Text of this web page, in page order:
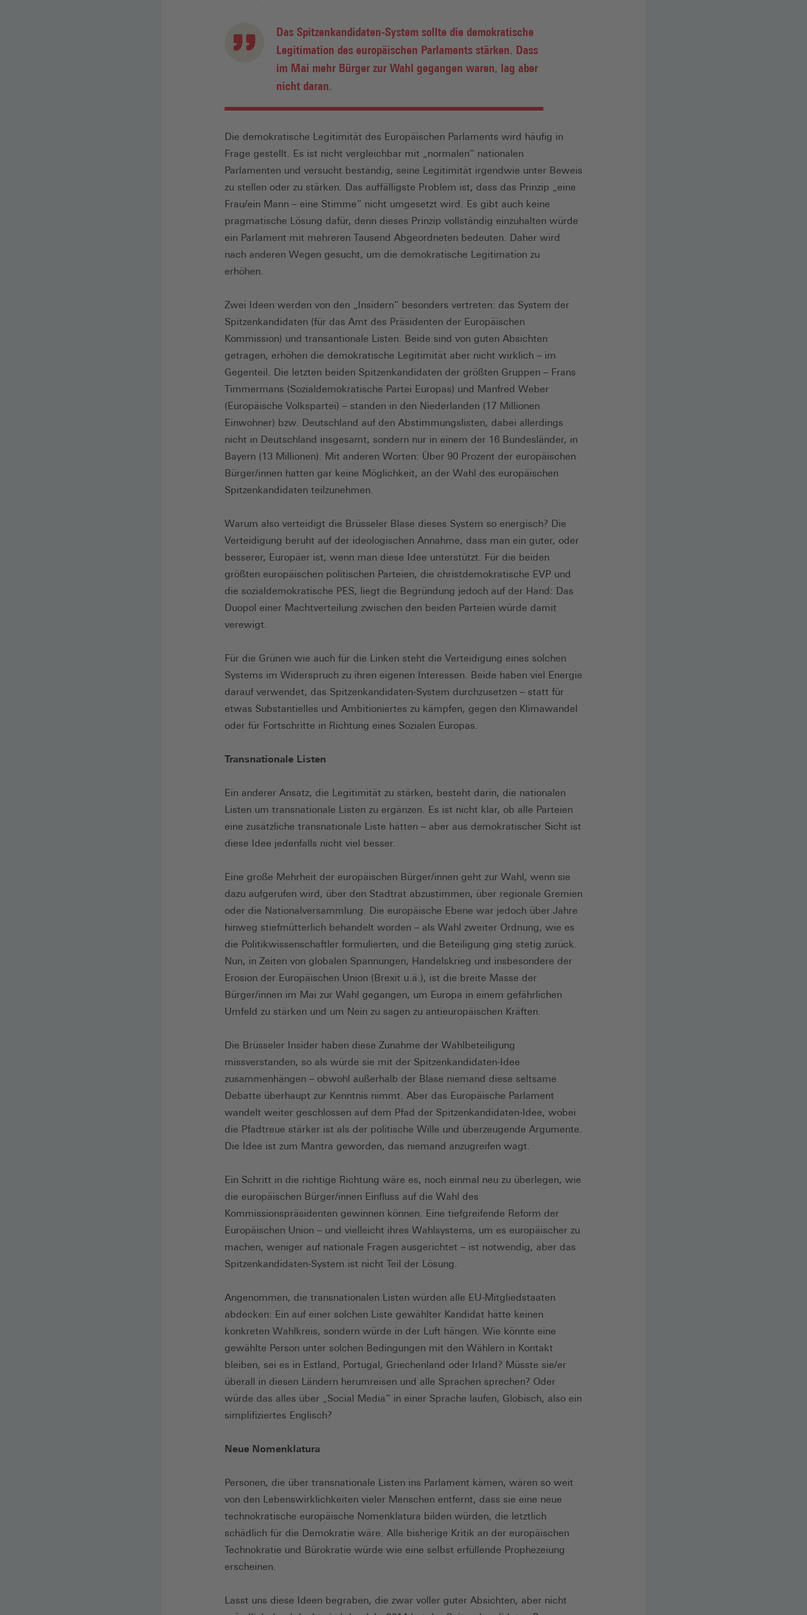
Das Spitzenkandidaten-System sollte die demokratische
Legitimation des europäischen Parlaments stärken. Dass
im Mai mehr Bürger zur Wahl gegangen waren, lag aber
nicht daran.
Die demokratische Legitimität des Europäischen Parlaments wird häufig in
Frage gestellt. Es ist nicht vergleichbar mit „normalen“ nationalen
Parlamenten und versucht beständig, seine Legitimität irgendwie unter Beweis
zu stellen oder zu stärken. Das auffälligste Problem ist, dass das Prinzip „eine
Frau/ein Mann – eine Stimme“ nicht umgesetzt wird. Es gibt auch keine
pragmatische Lösung dafür, denn dieses Prinzip vollständig einzuhalten würde
ein Parlament mit mehreren Tausend Abgeordneten bedeuten. Daher wird
nach anderen Wegen gesucht, um die demokratische Legitimation zu
erhöhen.
Zwei Ideen werden von den „Insidern“ besonders vertreten: das System der
Spitzenkandidaten (für das Amt des Präsidenten der Europäischen
Kommission) und transantionale Listen. Beide sind von guten Absichten
getragen, erhöhen die demokratische Legitimität aber nicht wirklich – im
Gegenteil. Die letzten beiden Spitzenkandidaten der größten Gruppen – Frans
Timmermans (Sozialdemokratische Partei Europas) und Manfred Weber
(Europäische Volkspartei) – standen in den Niederlanden (17 Millionen
Einwohner) bzw. Deutschland auf den Abstimmungslisten, dabei allerdings
nicht in Deutschland insgesamt, sondern nur in einem der 16 Bundesländer, in
Bayern (13 Millionen). Mit anderen Worten: Über 90 Prozent der europäischen
Bürger/innen hatten gar keine Möglichkeit, an der Wahl des europäischen
Spitzenkandidaten teilzunehmen.
Warum also verteidigt die Brüsseler Blase dieses System so energisch? Die
Verteidigung beruht auf der ideologischen Annahme, dass man ein guter, oder
besserer, Europäer ist, wenn man diese Idee unterstützt. Für die beiden
größten europäischen politischen Parteien, die christdemokratische EVP und
die sozialdemokratische PES, liegt die Begründung jedoch auf der Hand: Das
Duopol einer Machtverteilung zwischen den beiden Parteien würde damit
verewigt.
Für die Grünen wie auch für die Linken steht die Verteidigung eines solchen
Systems im Widerspruch zu ihren eigenen Interessen. Beide haben viel Energie
darauf verwendet, das Spitzenkandidaten-System durchzusetzen – statt für
etwas Substantielles und Ambitioniertes zu kämpfen, gegen den Klimawandel
oder für Fortschritte in Richtung eines Sozialen Europas.
Transnationale Listen
Ein anderer Ansatz, die Legitimität zu stärken, besteht darin, die nationalen
Listen um transnationale Listen zu ergänzen. Es ist nicht klar, ob alle Parteien
eine zusätzliche transnationale Liste hätten – aber aus demokratischer Sicht ist
diese Idee jedenfalls nicht viel besser.
Eine große Mehrheit der europäischen Bürger/innen geht zur Wahl, wenn sie
dazu aufgerufen wird, über den Stadtrat abzustimmen, über regionale Gremien
oder die Nationalversammlung. Die europäische Ebene war jedoch über Jahre
hinweg stiefmütterlich behandelt worden – als Wahl zweiter Ordnung, wie es
die Politikwissenschaftler formulierten, und die Beteiligung ging stetig zurück.
Nun, in Zeiten von globalen Spannungen, Handelskrieg und insbesondere der
Erosion der Europäischen Union (Brexit u.ä.), ist die breite Masse der
Bürger/innen im Mai zur Wahl gegangen, um Europa in einem gefährlichen
Umfeld zu stärken und um Nein zu sagen zu antieuropäischen Kräften.
Die Brüsseler Insider haben diese Zunahme der Wahlbeteiligung
missverstanden, so als würde sie mit der Spitzenkandidaten-Idee
zusammenhängen – obwohl außerhalb der Blase niemand diese seltsame
Debatte überhaupt zur Kenntnis nimmt. Aber das Europäische Parlament
wandelt weiter geschlossen auf dem Pfad der Spitzenkandidaten-Idee, wobei
die Pfadtreue stärker ist als der politische Wille und überzeugende Argumente.
Die Idee ist zum Mantra geworden, das niemand anzugreifen wagt.
Ein Schritt in die richtige Richtung wäre es, noch einmal neu zu überlegen, wie
die europäischen Bürger/innen Einfluss auf die Wahl des
Kommissionspräsidenten gewinnen können. Eine tiefgreifende Reform der
Europäischen Union – und vielleicht ihres Wahlsystems, um es europäischer zu
machen, weniger auf nationale Fragen ausgerichtet – ist notwendig, aber das
Spitzenkandidaten-System ist nicht Teil der Lösung.
Angenommen, die transnationalen Listen würden alle EU-Mitgliedstaaten
abdecken: Ein auf einer solchen Liste gewählter Kandidat hätte keinen
konkreten Wahlkreis, sondern würde in der Luft hängen. Wie könnte eine
gewählte Person unter solchen Bedingungen mit den Wählern in Kontakt
bleiben, sei es in Estland, Portugal, Griechenland oder Irland? Müsste sie/er
überall in diesen Ländern herumreisen und alle Sprachen sprechen? Oder
würde das alles über „Social Media“ in einer Sprache laufen, Globisch, also ein
simplifiziertes Englisch?
Neue Nomenklatura
Personen, die über transnationale Listen ins Parlament kämen, wären so weit
von den Lebenswirklichkeiten vieler Menschen entfernt, dass sie eine neue
technokratische europäische Nomenklatura bilden würden, die letztlich
schädlich für die Demokratie wäre. Alle bisherige Kritik an der europäischen
Technokratie und Bürokratie würde wie eine selbst erfüllende Prophezeiung
erscheinen.
Lasst uns diese Ideen begraben, die zwar voller guter Absichten, aber nicht